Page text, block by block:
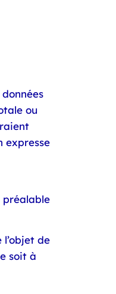
ou
expresse
préalable
de
soit à